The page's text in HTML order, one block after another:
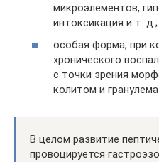
микроэлементов,
интоксикация и т. д.;
особая форма, при
хронического
с точки зрения
колитом и
В целом развитие
провоцируется